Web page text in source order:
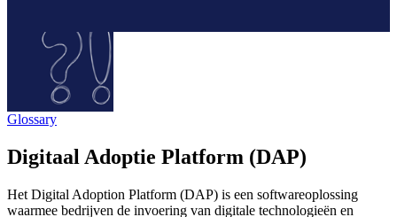
Glossary
Digitaal Adoptie Platform (DAP)
Het Digital Adoption Platform (DAP) is een softwareoplossing
waarmee bedrijven de invoering van digitale technologieën en